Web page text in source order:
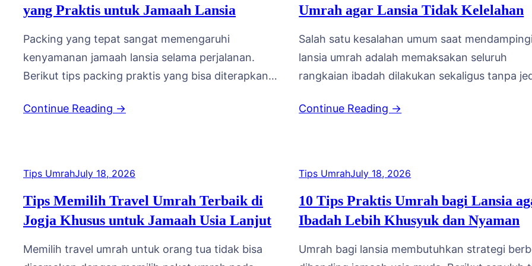
yang Praktis untuk Jamaah Lansia
Packing yang tepat sangat memengaruhi
kenyamanan jamaah lansia selama perjalanan.
Berikut tips packing praktis yang bisa diterapkan.
roda empat arah agar mudah didorong tanpa
bagasi, agar mudah diakses kapan saja. Pakaian
Continue Reading →
Umrah agar Lansia Tidak Kelelahan
Salah satu kesalahan umum saat mendampingi
lansia umrah adalah memaksakan seluruh
rangkaian ibadah dilakukan sekaligus tanpa
justru membuat ibadah lebih optimal. Atur
dan tidak dipaksakan mengikuti seluruh ibadah
Continue Reading →
Tips UmrahJuly 18, 2026
Tips Memilih Travel Umrah Terbaik di
Jogja Khusus untuk Jamaah Usia Lanjut
Memilih travel umrah untuk orang tua tidak bisa
Tips UmrahJuly 18, 2026
10 Tips Praktis Umrah bagi Lansia
Ibadah Lebih Khusyuk dan Nyaman
Umrah bagi lansia membutuhkan strategi